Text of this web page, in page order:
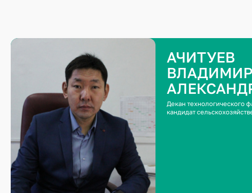
АЧИТУЕВ
ВЛАДИМИР
Декан технологического
кандидат